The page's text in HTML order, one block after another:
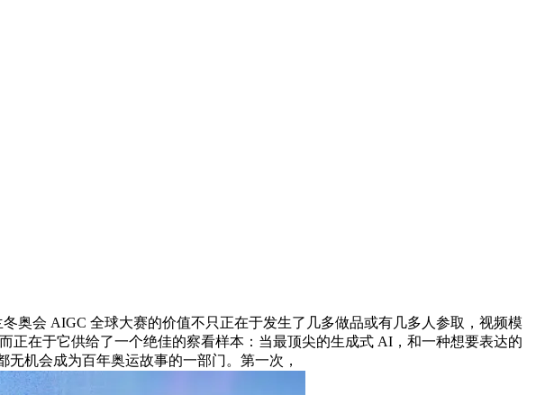
会 AIGC 全球大赛的价值不只正在于发生了几多做品或有几多人参取，视频模
正在于它供给了一个绝佳的察看样本：当最顶尖的生成式 AI，和一种想要表达的
机会成为百年奥运故事的一部门。第一次，